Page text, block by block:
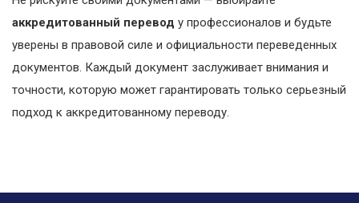
аккредитованный перевод у профессионалов и будьте
уверены в правовой силе и официальности переведенных
документов. Каждый документ заслуживает внимания и
точности, которую может гарантировать только серьезный
подход к аккредитованному переводу.